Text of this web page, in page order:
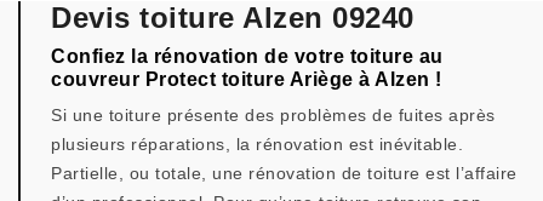
Devis toiture Alzen 09240
Confiez la rénovation de votre toiture au
couvreur Protect toiture Ariège à Alzen !
Si une toiture présente des problèmes de fuites après
plusieurs réparations, la rénovation est inévitable.
Partielle, ou totale, une rénovation de toiture est l’affaire